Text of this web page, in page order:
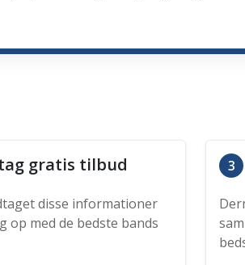
gratis tilbud
disse informationer
op med de bedste bands
3